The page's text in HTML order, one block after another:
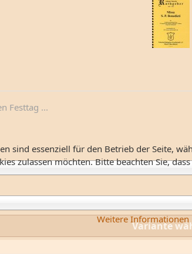
Festtag ...
Variante
sind essenziell für den Betrieb der Seite,
zulassen möchten. Bitte beachten Sie,
Weitere Informationen